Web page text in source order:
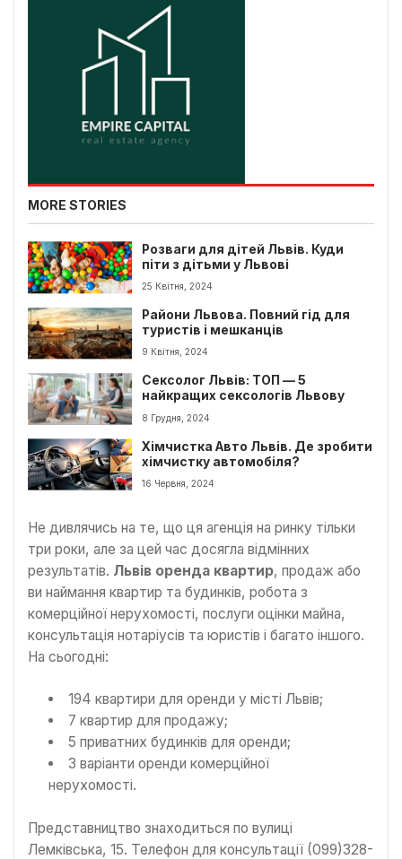
MORE STORIES
Розваги для дітей Львів. Куди
піти з дітьми у Львові
25 Квітня, 2024
Райони Львова. Повний гід для
туристів і мешканців
9 Квітня, 2024
Сексолог Львів: ТОП — 5
найкращих сексологів Львову
8 Грудня, 2024
Хімчистка Авто Львів. Де зробити
хімчистку автомобіля?
16 Червня, 2024
Не дивлячись на те, що ця агенція на ринку тільки
три роки, але за цей час досягла відмінних
результатів. Львів оренда квартир, продаж або
ви наймання квартир та будинків, робота з
комерційної нерухомості, послуги оцінки майна,
консультація нотаріусів та юристів і багато іншого.
На сьогодні:
194 квартири для оренди у місті Львів;
7 квартир для продажу;
5 приватних будинків для оренди;
3 варіанти оренди комерційної
нерухомості.
Представництво знаходиться по вулиці
Лемківська, 15. Телефон для консультації (099)328-